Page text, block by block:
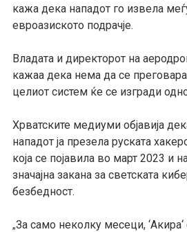
кажа дека нападот го извела
евроазиското подрачје.
Владата и директорот на
кажаа дека нема да се преговара
целиот систем ќе се изгради
Хрватските медиуми објавија
нападот ја презела руската
која се појавила во март 2023 и
значајна закана за светската
безбедност.
„За само неколку месеци,